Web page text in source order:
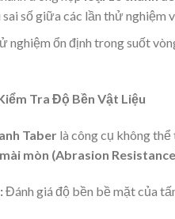
số giữa các lần thử nghiệm
nghiệm ổn định trong suốt
Tra Độ Bền Vật Liệu
Taber là công cụ không
mòn (Abrasion
Đánh giá độ bền bề mặt của